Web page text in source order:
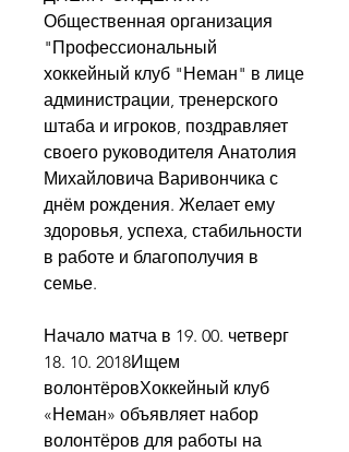
Общественная организация
"Профессиональный
хоккейный клуб "Неман" в лице
администрации, тренерского
штаба и игроков, поздравляет
своего руководителя Анатолия
Михайловича Варивончика с
днём рождения. Желает ему
здоровья, успеха, стабильности
в работе и благополучия в
семье.
Начало матча в 19. 00. четверг
18. 10. 2018Ищем
волонтёровХоккейный клуб
«Неман» объявляет набор
волонтёров для работы на